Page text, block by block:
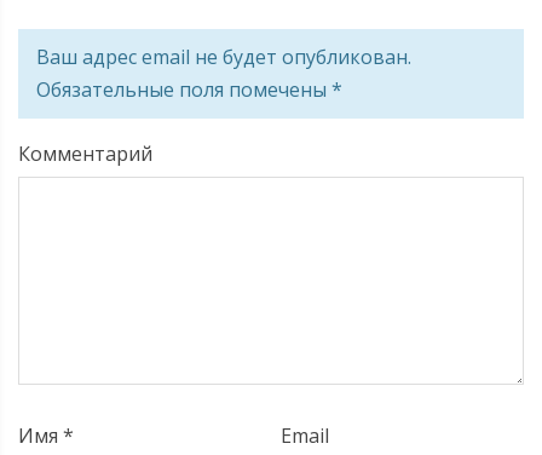
Ваш адрес email не будет опубликован.
Обязательные поля помечены *
Комментарий
Имя * Email